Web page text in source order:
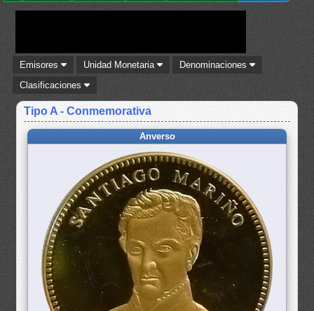
Emisores Unidad Monetaria
Denominaciones
Clasificaciones
Tipo A - Conmemorativa
Anverso